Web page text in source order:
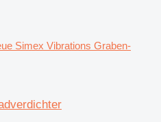
Simex Vibrations Graben-